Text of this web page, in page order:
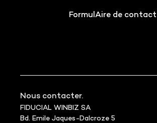
FormulAire de contact
Nous contacter.
FIDUCIAL WINBIZ SA
Bd. Emile Jaques-Dalcroze 5